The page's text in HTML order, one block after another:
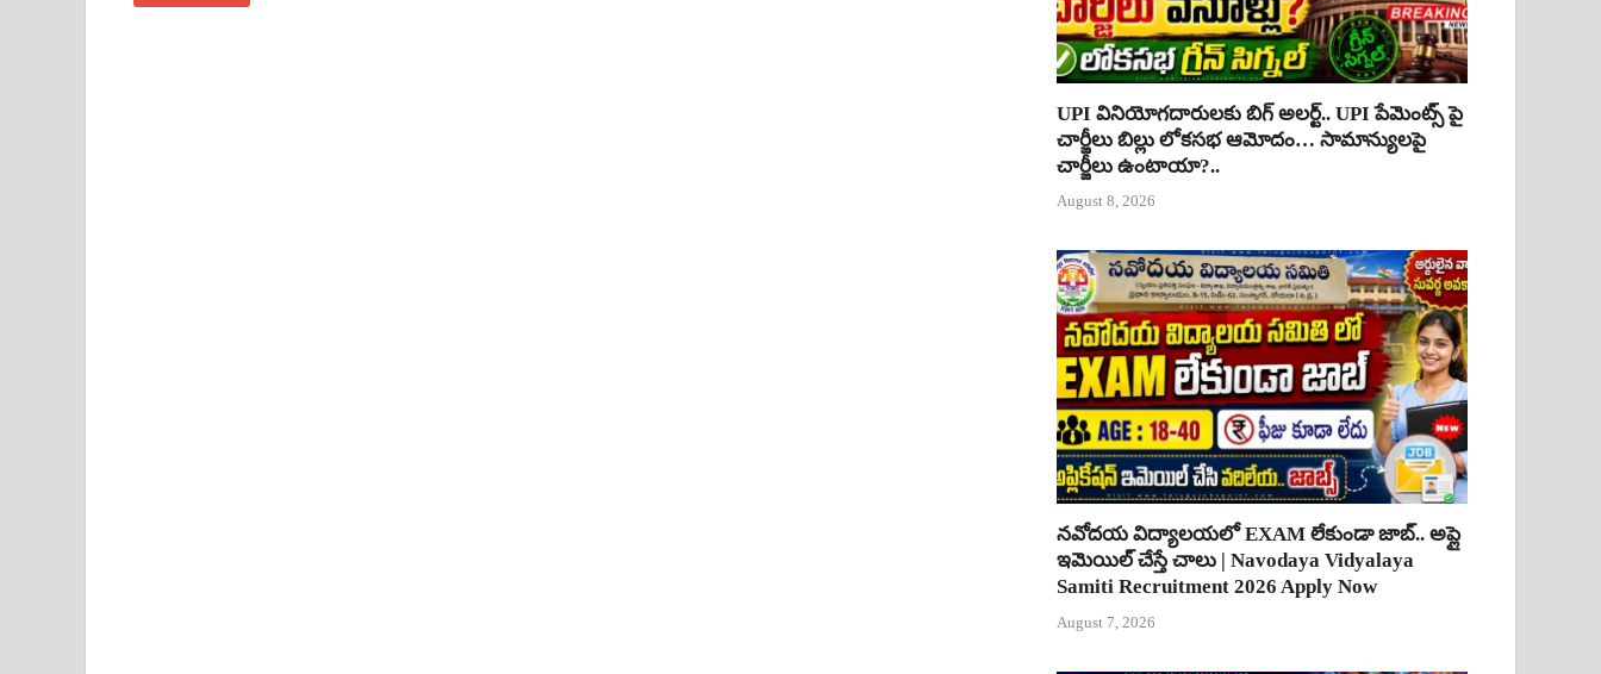
UPI వినియోగదారులకు బిగ్ అలర్ట్.. UPI పేమెంట్స్ పై
చార్జీలు బిల్లు లోకసభ ఆమోదం… సామాన్యులపై
చార్జీలు ఉంటాయా?..
August 8, 2026
నవోదయ విద్యాలయలో EXAM లేకుండా జాబ్.. అప్లై
ఇమెయిల్ చేస్తే చాలు | Navodaya Vidyalaya
Samiti Recruitment 2026 Apply Now
August 7, 2026